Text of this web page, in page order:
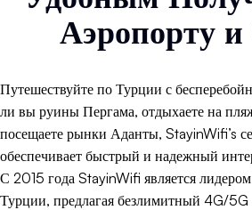
Аэропорту
Путешествуйте по Турции с
ли вы руины Пергама, отдыхаете на
посещаете рынки Аданты, StayinWifi’s
обеспечивает быстрый и надежный
С 2015 года StayinWifi является
Турции, предлагая безлимитный 4G/